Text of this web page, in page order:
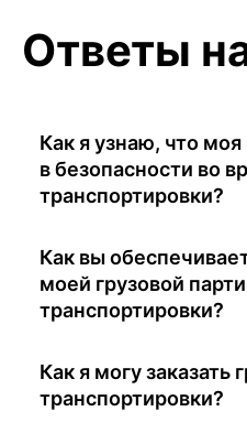
Ответы
Как я узнаю, что моя
в безопасности во
транспортировки?
Как вы
моей грузовой
транспортировки?
Как я могу заказать
транспортировки?